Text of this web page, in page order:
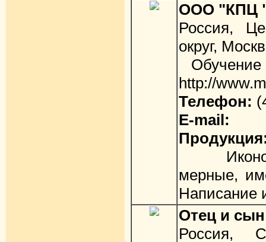
ООО "КПЦ
Россия,
округ,
Обучение
http://
Телефон:
E-mail:
мерные,
Написание
Отец и
Россия,